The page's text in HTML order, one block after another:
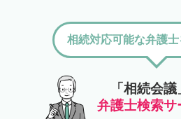
「相続会
弁護士検索サ
相続対応可能な弁護